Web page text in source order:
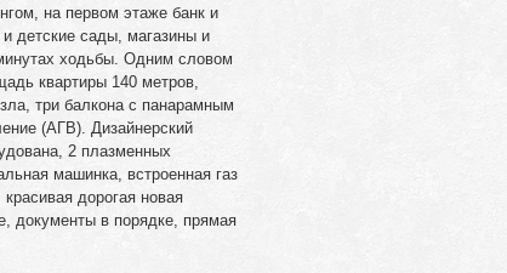
на первом этаже банк и
детские сады, магазины и
ходьбы. Одним словом
квартиры 140 метров,
три балкона с панарамным
(АГВ). Дизайнерский
2 плазменных
машинка, встроенная газ
дорогая новая
документы в порядке, прямая